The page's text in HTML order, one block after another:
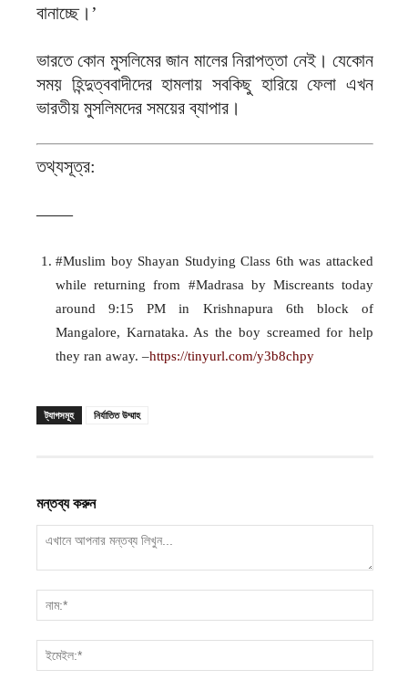
বানাচ্ছে।’
ভারতে কোন মুসলিমের জান মালের নিরাপত্তা নেই। যেকোন
সময় হিন্দুত্ববাদীদের হামলায় সবকিছু হারিয়ে ফেলা এখন
ভারতীয় মুসলিমদের সময়ের ব্যাপার।
তথ্যসূত্র:
——
#Muslim boy Shayan Studying Class 6th was attacked
while returning from #Madrasa by Miscreants today
around 9:15 PM in Krishnapura 6th block of
Mangalore, Karnataka. As the boy screamed for help
they ran away. –https://tinyurl.com/y3b8chpy
ট্যাগসমূহ নির্যাতিত উম্মাহ
মন্তব্য করুন